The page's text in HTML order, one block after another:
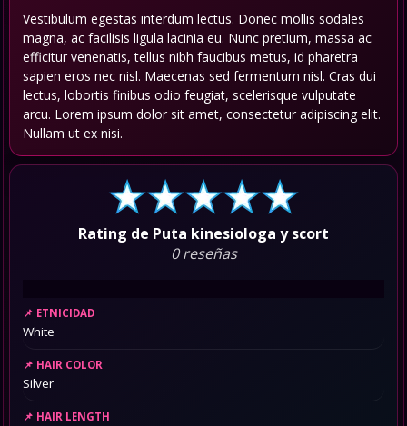
Vestibulum egestas interdum lectus. Donec mollis sodales
magna, ac facilisis ligula lacinia eu. Nunc pretium, massa ac
efficitur venenatis, tellus nibh faucibus metus, id pharetra
sapien eros nec nisl. Maecenas sed fermentum nisl. Cras dui
lectus, lobortis finibus odio feugiat, scelerisque vulputate
arcu. Lorem ipsum dolor sit amet, consectetur adipiscing elit.
Nullam ut ex nisi.
Rating de Puta kinesiologa y scort
0 reseñas
ETNICIDAD
White
HAIR COLOR
Silver
HAIR LENGTH